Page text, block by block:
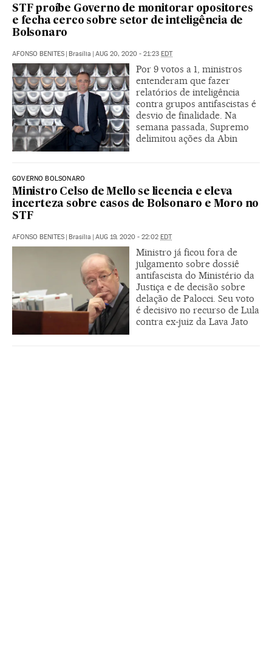
STF proíbe Governo de monitorar opositores
e fecha cerco sobre setor de inteligência de
Bolsonaro
AFONSO BENITES | Brasília | AUG 20, 2020 - 21:23 EDT
Por 9 votos a 1, ministros
entenderam que fazer
relatórios de inteligência
contra grupos antifascistas é
desvio de finalidade. Na
semana passada, Supremo
delimitou ações da Abin
GOVERNO BOLSONARO
Ministro Celso de Mello se licencia e eleva
incerteza sobre casos de Bolsonaro e Moro no
STF
AFONSO BENITES | Brasília | AUG 19, 2020 - 22:02 EDT
Ministro já ficou fora de
julgamento sobre dossiê
antifascista do Ministério da
Justiça e de decisão sobre
delação de Palocci. Seu voto
é decisivo no recurso de Lula
contra ex-juiz da Lava Jato